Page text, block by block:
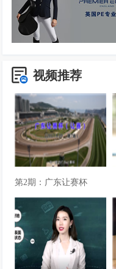
视频推荐
第2期：广东让赛杯